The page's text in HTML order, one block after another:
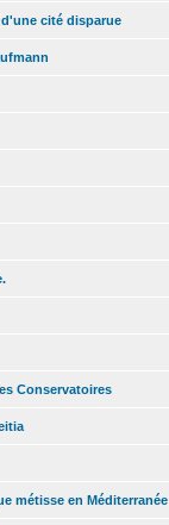
cité disparue
Conservatoires
métisse en Méditerranée